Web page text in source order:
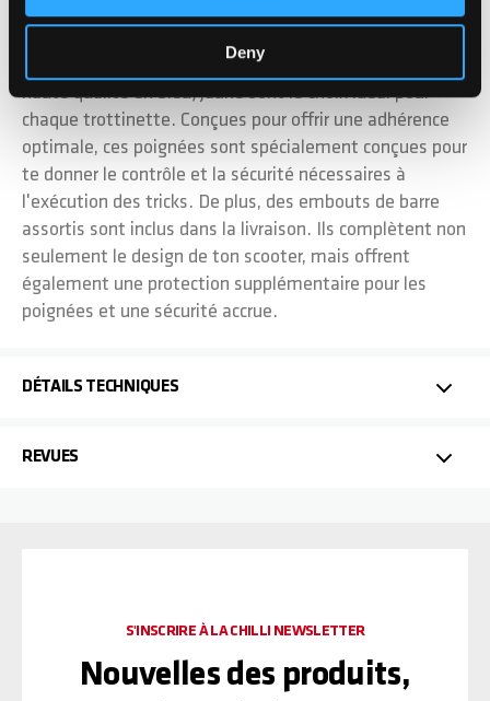
Deny
Nos poignées en caoutchouc souple de 140 mm de
haute qualité en bleu/jaune sont le choix idéal pour
chaque trottinette. Conçues pour offrir une adhérence
optimale, ces poignées sont spécialement conçues pour
te donner le contrôle et la sécurité nécessaires à
l'exécution des tricks. De plus, des embouts de barre
assortis sont inclus dans la livraison. Ils complètent non
seulement le design de ton scooter, mais offrent
également une protection supplémentaire pour les
poignées et une sécurité accrue.
DÉTAILS TECHNIQUES
REVUES
S'INSCRIRE À LA CHILLI NEWSLETTER
Nouvelles des produits,